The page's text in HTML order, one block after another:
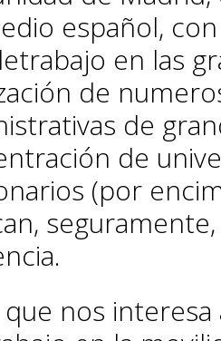
español,
en las
de
de
de
(por
que nos